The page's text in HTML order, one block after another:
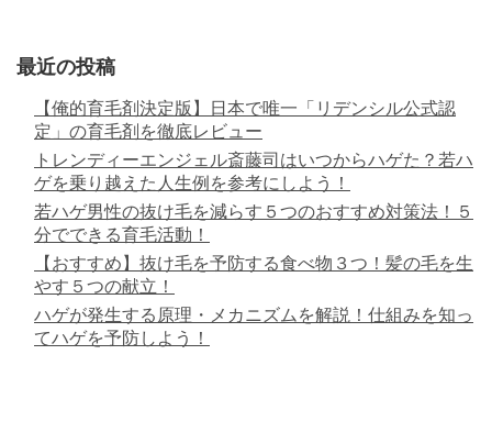
最近の投稿
【俺的育毛剤決定版】日本で唯一「リデンシル公式認
定」の育毛剤を徹底レビュー
トレンディーエンジェル斎藤司はいつからハゲた？若ハ
ゲを乗り越えた人生例を参考にしよう！
若ハゲ男性の抜け毛を減らす５つのおすすめ対策法！５
分でできる育毛活動！
【おすすめ】抜け毛を予防する食べ物３つ！髪の毛を生
やす５つの献立！
ハゲが発生する原理・メカニズムを解説！仕組みを知っ
てハゲを予防しよう！